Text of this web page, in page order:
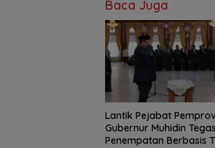
Baca Juga
Lantik Pejabat
Gubernur Muhidin
Penempatan Berbasis